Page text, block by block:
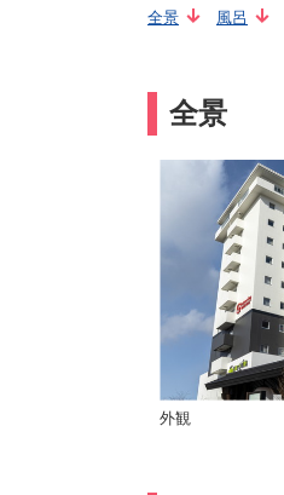
全景 風呂
全景
外観